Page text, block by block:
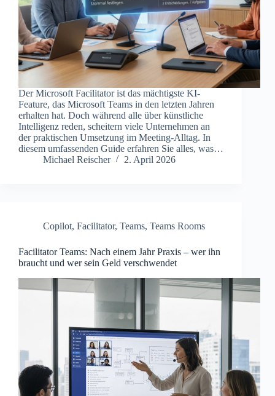
Der Microsoft Facilitator ist das mächtigste KI-
Feature, das Microsoft Teams in den letzten Jahren
erhalten hat. Doch während alle über künstliche
Intelligenz reden, scheitern viele Unternehmen an
der praktischen Umsetzung im Meeting-Alltag. In
diesem umfassenden Guide erfahren Sie alles, was…
Michael Reischer
2. April 2026
Copilot, Facilitator, Teams, Teams Rooms
Facilitator Teams: Nach einem Jahr Praxis – wer ihn
braucht und wer sein Geld verschwendet